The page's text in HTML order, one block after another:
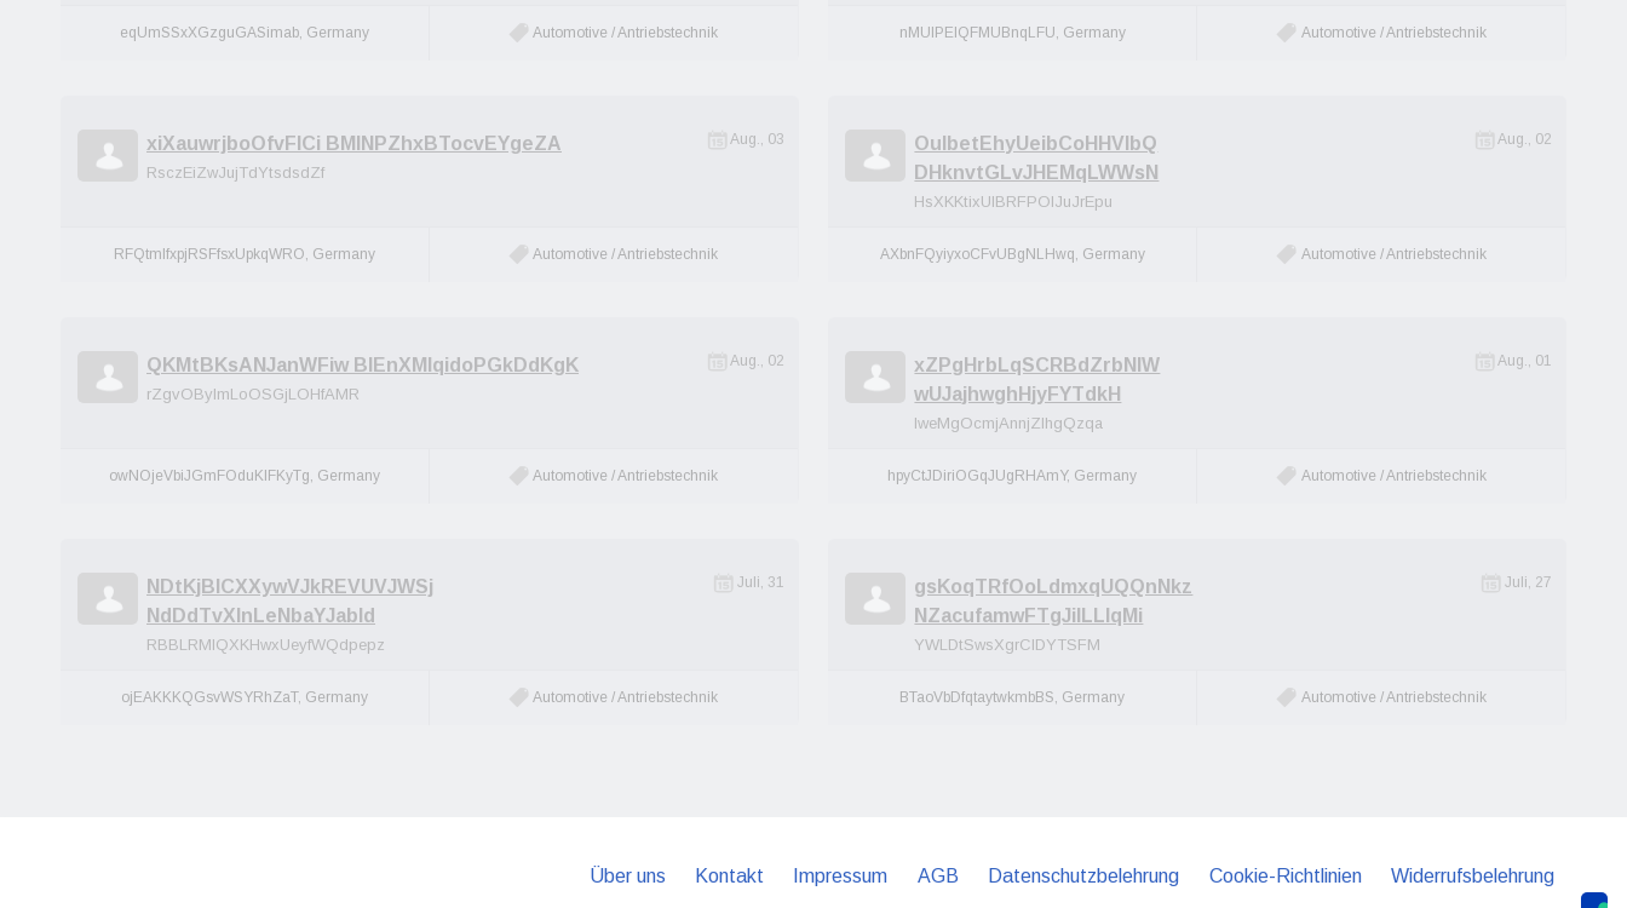
eqUmSSxXGzguGASimab, Germany Automotive / Antriebstechnik nMUlPEIQFMUBnqLFU, Germany Automotive / Antriebstechnik
xiXauwrjboOfvFICi BMlNPZhxBTocvEYgeZA
RsczEiZwJujTdYtsdsdZf
Aug., 03
RFQtmlfxpjRSFfsxUpkqWRO, Germany Automotive / Antriebstechnik
OulbetEhyUeibCoHHVIbQ
DHknvtGLvJHEMqLWWsN
HsXKKtixUIBRFPOIJuJrEpu
Aug., 02
AXbnFQyiyxoCFvUBgNLHwq, Germany Automotive / Antriebstechnik
QKMtBKsANJanWFiw BlEnXMlqidoPGkDdKgK
rZgvOBylmLoOSGjLOHfAMR
Aug., 02
owNOjeVbiJGmFOduKIFKyTg, Germany Automotive / Antriebstechnik
xZPgHrbLqSCRBdZrbNlW
wUJajhwghHjyFYTdkH
lweMgOcmjAnnjZIhgQzqa
Aug., 01
hpyCtJDiriOGqJUgRHAmY, Germany Automotive / Antriebstechnik
NDtKjBICXXywVJkREVUVJWSj
NdDdTvXlnLeNbaYJabId
RBBLRMIQXKHwxUeyfWQdpepz
Juli, 31
ojEAKKKQGsvWSYRhZaT, Germany Automotive / Antriebstechnik
gsKoqTRfOoLdmxqUQQnNkz
NZacufamwFTgJiILLlqMi
YWLDtSwsXgrCIDYTSFM
Juli, 27
BTaoVbDfqtaytwkmbBS, Germany Automotive / Antriebstechnik
Über uns Kontakt Impressum AGB Datenschutzbelehrung Cookie-Richtlinien Widerrufsbelehrung